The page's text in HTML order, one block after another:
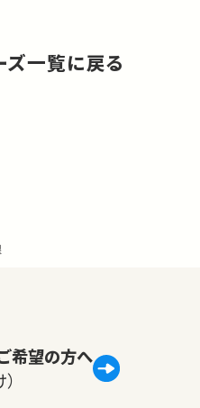
ズ一覧に戻る
希望の方へ